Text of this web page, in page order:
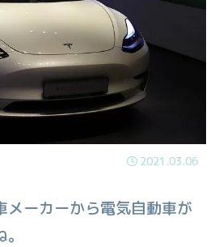
2021.03.06
メーカーから電気自動車が